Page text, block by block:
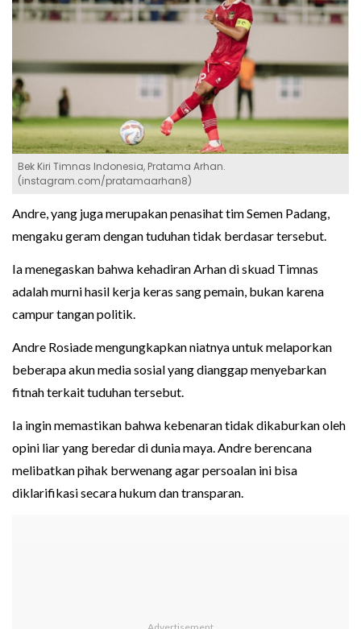
Bek Kiri Timnas Indonesia, Pratama Arhan.
(instagram.com/pratamaarhan8)
Andre, yang juga merupakan penasihat tim Semen Padang,
mengaku geram dengan tuduhan tidak berdasar tersebut.
Ia menegaskan bahwa kehadiran Arhan di skuad Timnas
adalah murni hasil kerja keras sang pemain, bukan karena
campur tangan politik.
Andre Rosiade mengungkapkan niatnya untuk melaporkan
beberapa akun media sosial yang dianggap menyebarkan
fitnah terkait tuduhan tersebut.
Ia ingin memastikan bahwa kebenaran tidak dikaburkan oleh
opini liar yang beredar di dunia maya. Andre berencana
melibatkan pihak berwenang agar persoalan ini bisa
diklarifikasi secara hukum dan transparan.